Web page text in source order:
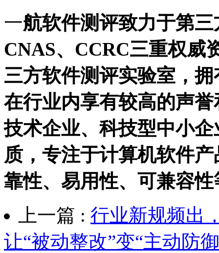
一航软件测评致力于第
CNAS、CCRC三重权威
三方软件测评实验室，
在行业内享有较高的声
技术企业、科技型中小
质，专注于计算机软件
靠性、易用性、可兼容
上一篇 : 行业新规频出
让“被动整改”变“主动防